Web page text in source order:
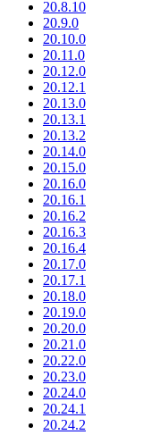
20.8.10
20.9.0
20.10.0
20.11.0
20.12.0
20.12.1
20.13.0
20.13.1
20.13.2
20.14.0
20.15.0
20.16.0
20.16.1
20.16.2
20.16.3
20.16.4
20.17.0
20.17.1
20.18.0
20.19.0
20.20.0
20.21.0
20.22.0
20.23.0
20.24.0
20.24.1
20.24.2